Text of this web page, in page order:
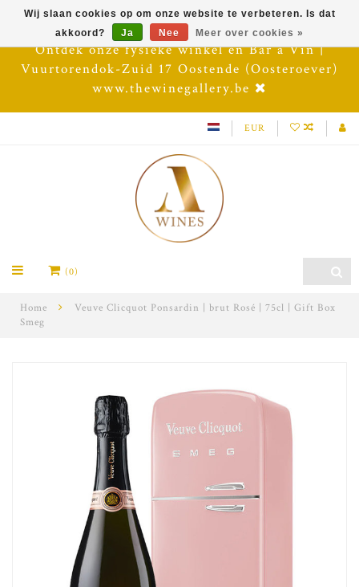
Ontdek onze fysieke winkel en Bar à Vin |
Vuurtorendok-Zuid 17 Oostende (Oosteroever)
www.thewinegallery.be
EUR
(0)
Home
Veuve Clicquot Ponsardin | brut Rosé | 75cl | Gift Box
Smeg
Wij slaan cookies op om onze website te verbeteren. Is dat
akkoord?
Ja Nee Meer over cookies »